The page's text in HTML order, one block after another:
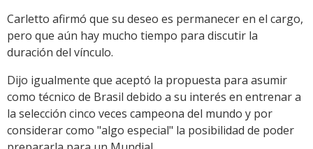
Carletto afirmó que su deseo es permanecer en el cargo,
pero que aún hay mucho tiempo para discutir la
duración del vínculo.
Dijo igualmente que aceptó la propuesta para asumir
como técnico de Brasil debido a su interés en entrenar a
la selección cinco veces campeona del mundo y por
considerar como "algo especial" la posibilidad de poder